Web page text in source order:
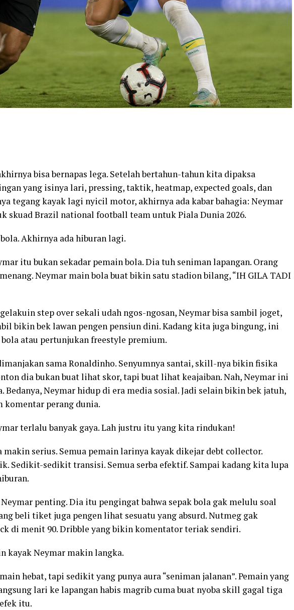
bisa bernapas lega. Setelah bertahun-tahun kita dipaksa
yang isinya lari, pressing, taktik, heatmap, expected goals, dan
tegang kayak lagi nyicil motor, akhirnya ada kabar bahagia: Neymar
skuad Brazil national football team untuk Piala Dunia 2026.
Akhirnya ada hiburan lagi.
itu bukan sekadar pemain bola. Dia tuh seniman lapangan. Orang
Neymar main bola buat bikin satu stadion bilang, “IH GILA TADI
step over sekali udah ngos-ngosan, Neymar bisa sambil joget,
bikin bek lawan pengen pensiun dini. Kadang kita juga bingung, ini
atau pertunjukan freestyle premium.
sama Ronaldinho. Senyumnya santai, skill-nya bikin fisika
dia bukan buat lihat skor, tapi buat lihat keajaiban. Nah, Neymar ini
Bedanya, Neymar hidup di era media sosial. Jadi selain bikin bek jatuh,
perang dunia.
terlalu banyak gaya. Lah justru itu yang kita rindukan!
makin serius. Semua pemain larinya kayak dikejar debt collector.
Sedikit-sedikit transisi. Semua serba efektif. Sampai kadang kita lupa
penting. Dia itu pengingat bahwa sepak bola gak melulu soal
beli tiket juga pengen lihat sesuatu yang absurd. Nutmeg gak
di menit 90. Dribble yang bikin komentator teriak sendiri.
kayak Neymar makin langka.
hebat, tapi sedikit yang punya aura “seniman jalanan”. Pemain yang
lari ke lapangan habis magrib cuma buat nyoba skill gagal tiga
itu.